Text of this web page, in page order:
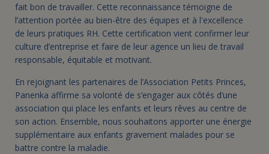
fait bon de travailler. Cette reconnaissance témoigne de
l’attention portée au bien-être des équipes et à l'excellence
de leurs pratiques RH. Cette certification vient confirmer leur
culture d’entreprise et faire de leur agence un lieu de travail
responsable, équitable et motivant.
En rejoignant les partenaires de l’Association Petits Princes,
Panenka affirme sa volonté de s’engager aux côtés d’une
association qui place les enfants et leurs rêves au centre de
son action. Ensemble, nous souhaitons apporter une énergie
supplémentaire aux enfants gravement malades pour se
battre contre la maladie.